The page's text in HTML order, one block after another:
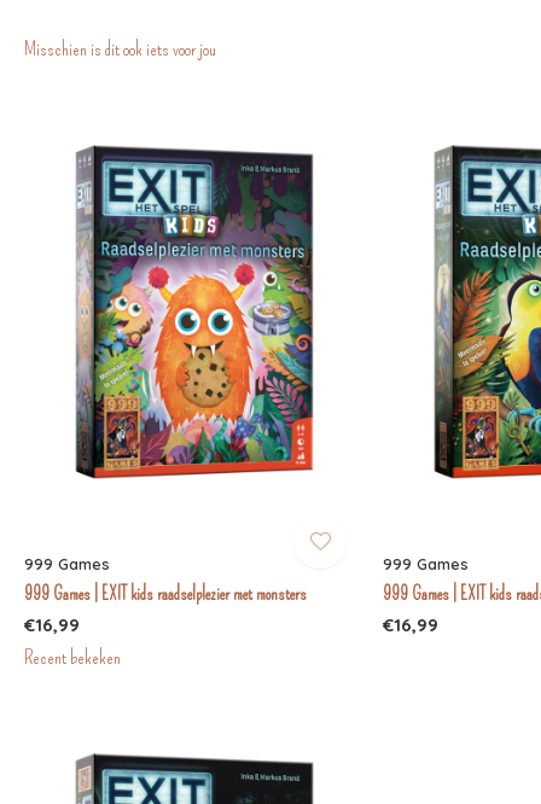
Misschien is dit ook iets voor jou
999 Games
999 Games | EXIT kids raadselplezier met monsters
€16,99
999 Games
999 Games | EXIT kids
€16,99
Recent bekeken